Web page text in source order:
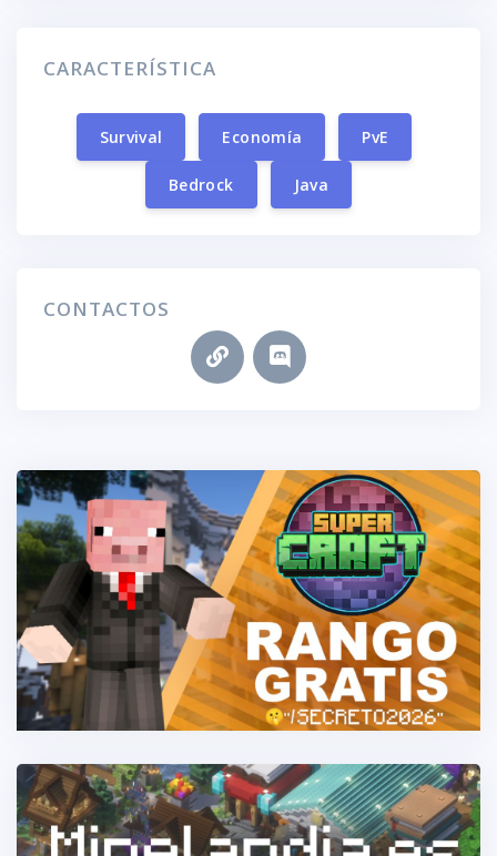
CARACTERÍSTICA
Survival Economía PvE
Bedrock Java
CONTACTOS